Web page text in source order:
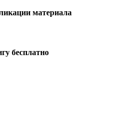
материала
бесплатно